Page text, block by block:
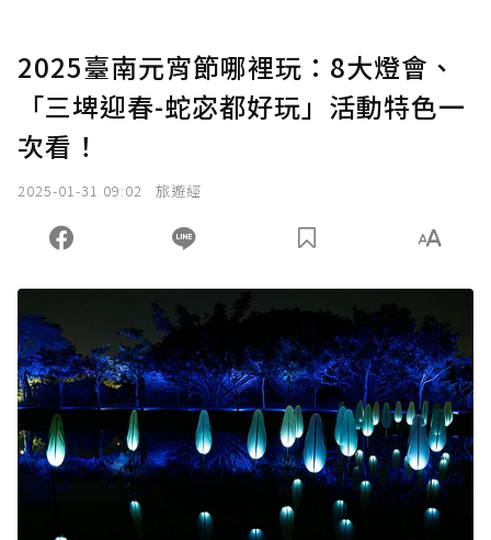
2025臺南元宵節哪裡玩：8大燈會、
「三埤迎春-蛇宓都好玩」活動特色一
次看！
2025-01-31 09:02 旅遊經